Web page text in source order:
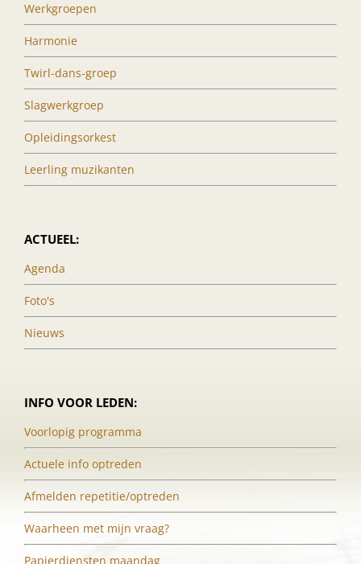
Werkgroepen
Harmonie
Twirl-dans-groep
Slagwerkgroep
Opleidingsorkest
Leerling muzikanten
ACTUEEL:
Agenda
Foto's
Nieuws
INFO VOOR LEDEN:
Voorlopig programma
Actuele info optreden
Afmelden repetitie/optreden
Waarheen met mijn vraag?
Papierdiensten maandag